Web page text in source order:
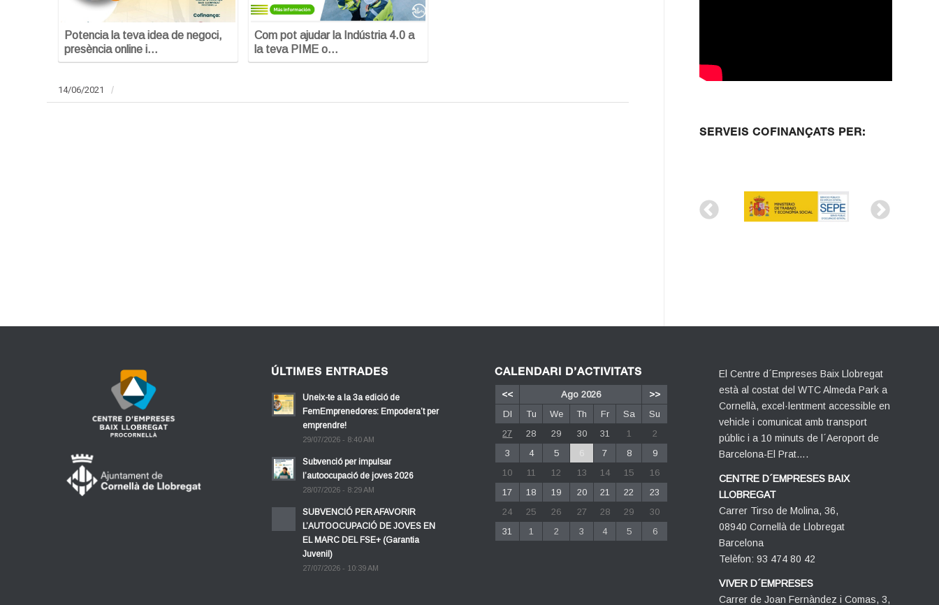
Potencia la teva idea de negoci,
presència online i…
Com pot ajudar la Indústria 4.0 a
la teva PIME o…
14/06/2021 /
SERVEIS COFINANÇATS PER:
ÚLTIMES ENTRADES
Uneix-te a la 3a edició de
FemEmprenedores: Empodera’t per
emprendre!
29/07/2026 - 8:40 AM
Subvenció per impulsar
l’autoocupació de joves 2026
28/07/2026 - 8:29 AM
SUBVENCIÓ PER AFAVORIR
L’AUTOOCUPACIÓ DE JOVES EN
EL MARC DEL FSE+ (Garantia
Juvenil)
27/07/2026 - 10:39 AM
CALENDARI D’ACTIVITATS
<< Ago 2026
>>
Dl
Tu We Th Fr Sa
Su
27
28 29 30 31 1
2
3
4 5 6 7 8
9
10
11 12 13 14 15
16
17
18 19 20 21 22
23
24
25 26 27 28 29
30
31
1 2 3 4 5 6
El Centre d´Empreses Baix Llobregat
està al costat del WTC Almeda Park a
Cornellà, excel·lentment accessible en
vehicle i comunicat amb transport
públic i a 10 minuts de l´Aeroport de
Barcelona-El Prat….
CENTRE D´EMPRESES BAIX
LLOBREGAT
Carrer Tirso de Molina, 36,
08940 Cornellà de Llobregat
Barcelona
Telèfon: 93 474 80 42
VIVER D´EMPRESES
Carrer de Joan Fernàndez i Comas, 3,